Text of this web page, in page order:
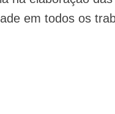
em todos os